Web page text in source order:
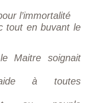
l’immortalité
tout en buvant le
Maitre soignait
à toutes